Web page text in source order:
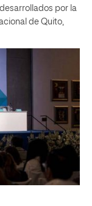
por la
de Quito,